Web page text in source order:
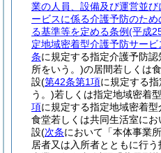
業の人員、設備及び運営並
ービスに係る介護予防のた
る基準等を定める条例(平成
定地域密着型介護予防サー
条に規定する指定介護予防
所をいう。)の居間若しくは
設(第42条第1項に規定する
う。)若しくは指定地域密着
項に規定する指定地域密着
食堂若しくは共同生活室に
設(次条において「本体事業
居者又は入所者とともに行